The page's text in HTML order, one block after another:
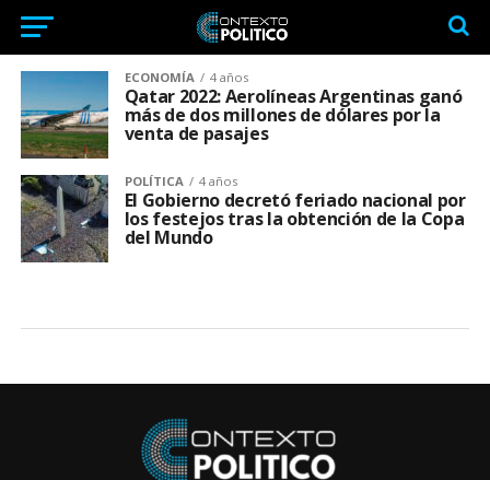
ECONOMÍA 4 años
Qatar 2022: Aerolíneas Argentinas ganó
más de dos millones de dólares por la
venta de pasajes
POLÍTICA 4 años
El Gobierno decretó feriado nacional por
los festejos tras la obtención de la Copa
del Mundo